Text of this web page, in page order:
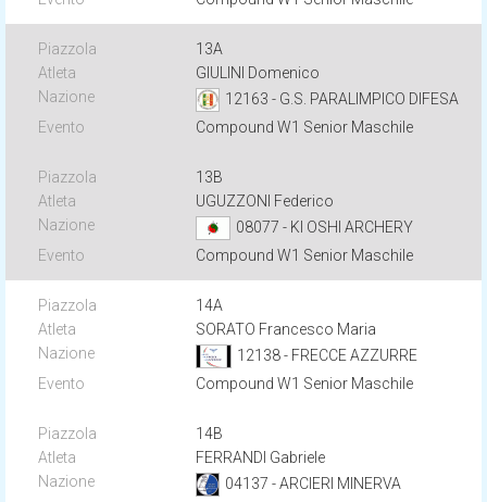
13A
GIULINI Domenico
12163 - G.S. PARALIMPICO DIFESA
Compound W1 Senior Maschile
13B
UGUZZONI Federico
08077 - KI OSHI ARCHERY
Compound W1 Senior Maschile
14A
SORATO Francesco Maria
12138 - FRECCE AZZURRE
Compound W1 Senior Maschile
14B
FERRANDI Gabriele
04137 - ARCIERI MINERVA